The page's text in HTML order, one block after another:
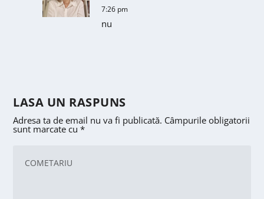
7:26 pm
nu
LASA UN RASPUNS
Adresa ta de email nu va fi publicată. Câmpurile obligatorii
sunt marcate cu*